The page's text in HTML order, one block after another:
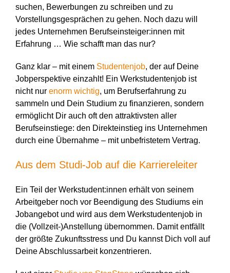
suchen, Bewerbungen zu schreiben und zu
Vorstellungsgesprächen zu gehen. Noch dazu will
jedes Unternehmen Berufseinsteiger:innen mit
Erfahrung … Wie schafft man das nur?
Ganz klar – mit einem Studentenjob, der auf Deine
Jobperspektive einzahlt! Ein Werkstudentenjob ist
nicht nur enorm wichtig, um Berufserfahrung zu
sammeln und Dein Studium zu finanzieren, sondern
ermöglicht Dir auch oft den attraktivsten aller
Berufseinstiege: den Direkteinstieg ins Unternehmen
durch eine Übernahme – mit unbefristetem Vertrag.
Aus dem Studi-Job auf die Karriereleiter
Ein Teil der Werkstudent:innen erhält von seinem
Arbeitgeber noch vor Beendigung des Studiums ein
Jobangebot und wird aus dem Werkstudentenjob in
die (Vollzeit-)Anstellung übernommen. Damit entfällt
der größte Zukunftsstress und Du kannst Dich voll auf
Deine Abschlussarbeit konzentrieren.